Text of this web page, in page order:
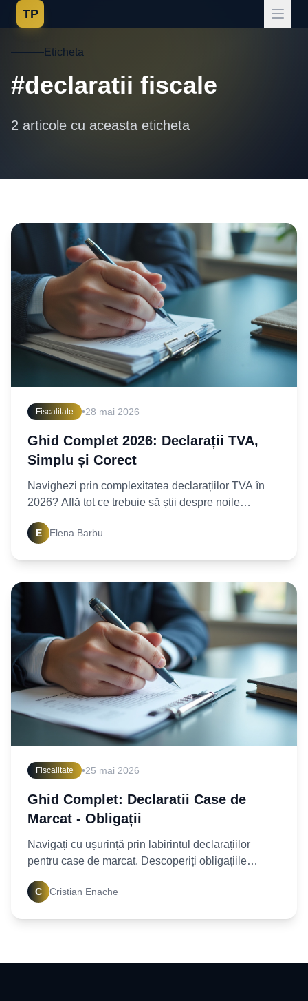
TP
Eticheta
#declaratii fiscale
2 articole cu aceasta eticheta
Fiscalitate •28 mai 2026
Ghid Complet 2026: Declarații TVA,
Simplu și Corect
Navighezi prin complexitatea declarațiilor TVA în
2026? Află tot ce trebuie să știi despre noile
E Elena Barbu
Fiscalitate •25 mai 2026
Ghid Complet: Declaratii Case de
Marcat - Obligații
Navigați cu ușurință prin labirintul declarațiilor
pentru case de marcat. Descoperiți obligațiile
legale, termenele și cum să evitați amenzile. Citiți
acum
C Cristian Enache